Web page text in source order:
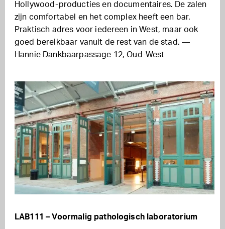
Hollywood-producties en documentaires. De zalen
zijn comfortabel en het complex heeft een bar.
Praktisch adres voor iedereen in West, maar ook
goed bereikbaar vanuit de rest van de stad. —
Hannie Dankbaarpassage 12, Oud-West
LAB111 – Voormalig pathologisch laboratorium